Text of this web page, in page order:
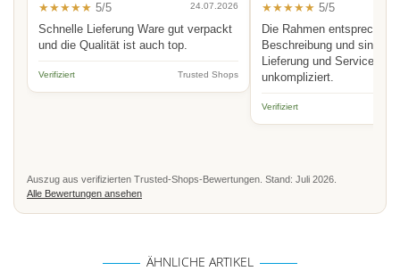
★★★★★ 5/5 24.07.2026
Schnelle Lieferung Ware gut verpackt
und die Qualität ist auch top.
Verifiziert Trusted Shops
★★★★★ 5/5
Die Rahmen entsprechen
Beschreibung und sind
Lieferung und Service
unkompliziert.
Verifiziert
Auszug aus verifizierten Trusted-Shops-Bewertungen. Stand: Juli 2026.
Alle Bewertungen ansehen
ÄHNLICHE ARTIKEL